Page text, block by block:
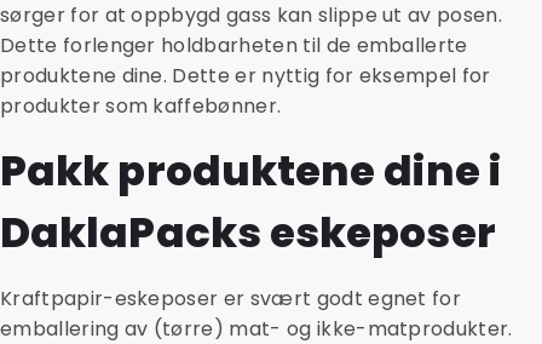
sørger for at oppbygd gass kan slippe ut av posen.
Dette forlenger holdbarheten til de emballerte
produktene dine. Dette er nyttig for eksempel for
produkter som kaffebønner.
Pakk produktene dine i
DaklaPacks eskeposer
Kraftpapir-eskeposer er svært godt egnet for
emballering av (tørre) mat- og ikke-matprodukter.